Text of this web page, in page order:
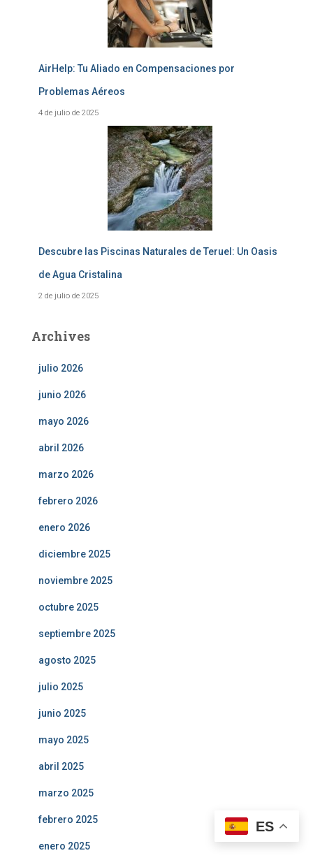
AirHelp: Tu Aliado en Compensaciones por
Problemas Aéreos
4 de julio de 2025
Descubre las Piscinas Naturales de Teruel: Un Oasis
de Agua Cristalina
2 de julio de 2025
Archives
julio 2026
junio 2026
mayo 2026
abril 2026
marzo 2026
febrero 2026
enero 2026
diciembre 2025
noviembre 2025
octubre 2025
septiembre 2025
agosto 2025
julio 2025
junio 2025
mayo 2025
abril 2025
marzo 2025
febrero 2025
enero 2025
ES